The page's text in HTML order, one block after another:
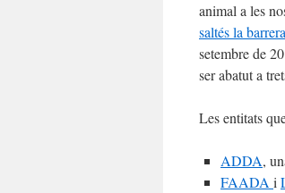
animal a les
saltés la
setembre de
ser abatut a
Les entitats
ADDA,
FAADA i